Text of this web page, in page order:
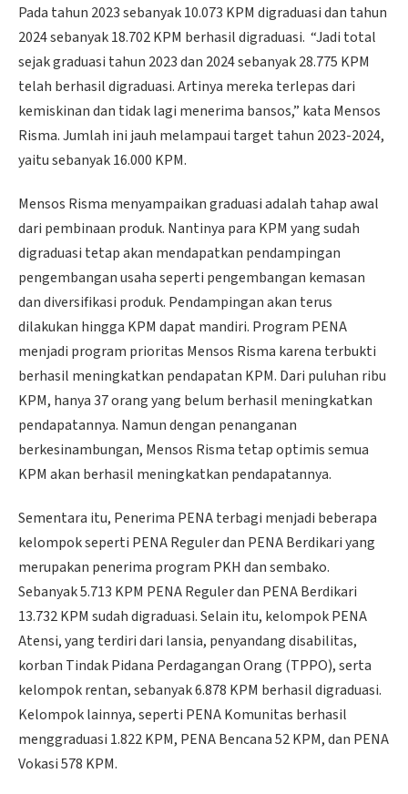
Pada tahun 2023 sebanyak 10.073 KPM digraduasi dan tahun
2024 sebanyak 18.702 KPM berhasil digraduasi. “Jadi total
sejak graduasi tahun 2023 dan 2024 sebanyak 28.775 KPM
telah berhasil digraduasi. Artinya mereka terlepas dari
kemiskinan dan tidak lagi menerima bansos,” kata Mensos
Risma. Jumlah ini jauh melampaui target tahun 2023-2024,
yaitu sebanyak 16.000 KPM.
Mensos Risma menyampaikan graduasi adalah tahap awal
dari pembinaan produk. Nantinya para KPM yang sudah
digraduasi tetap akan mendapatkan pendampingan
pengembangan usaha seperti pengembangan kemasan
dan diversifikasi produk. Pendampingan akan terus
dilakukan hingga KPM dapat mandiri. Program PENA
menjadi program prioritas Mensos Risma karena terbukti
berhasil meningkatkan pendapatan KPM. Dari puluhan ribu
KPM, hanya 37 orang yang belum berhasil meningkatkan
pendapatannya. Namun dengan penanganan
berkesinambungan, Mensos Risma tetap optimis semua
KPM akan berhasil meningkatkan pendapatannya.
Sementara itu, Penerima PENA terbagi menjadi beberapa
kelompok seperti PENA Reguler dan PENA Berdikari yang
merupakan penerima program PKH dan sembako.
Sebanyak 5.713 KPM PENA Reguler dan PENA Berdikari
13.732 KPM sudah digraduasi. Selain itu, kelompok PENA
Atensi, yang terdiri dari lansia, penyandang disabilitas,
korban Tindak Pidana Perdagangan Orang (TPPO), serta
kelompok rentan, sebanyak 6.878 KPM berhasil digraduasi.
Kelompok lainnya, seperti PENA Komunitas berhasil
menggraduasi 1.822 KPM, PENA Bencana 52 KPM, dan PENA
Vokasi 578 KPM.